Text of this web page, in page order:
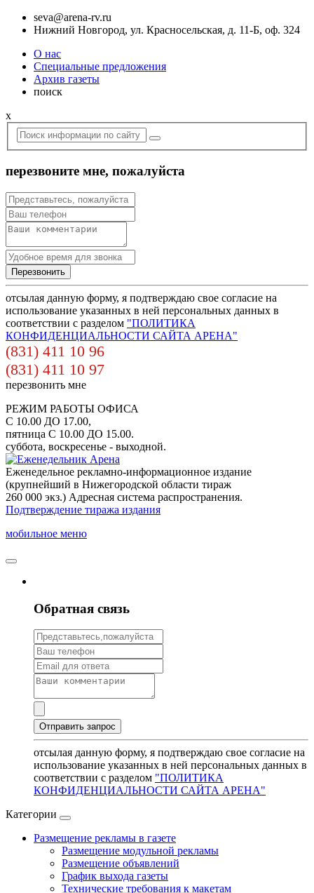
seva@arena-rv.ru
Нижний Новгород, ул. Красносельская, д. 11-Б, оф. 324
О нас
Специальные предложения
Архив газеты
поиск
x
перезвоните мне, пожалуйста
отсылая данную форму, я подтверждаю свое согласие на
использование указанных в ней персональных данных в
соответствии с разделом "ПОЛИТИКА
КОНФИДЕНЦИАЛЬНОСТИ САЙТА АРЕНА"
(831) 411 10 96
(831) 411 10 97
перезвонить мне
РЕЖИМ РАБОТЫ ОФИСА
С 10.00 ДО 17.00,
пятница С 10.00 ДО 15.00.
суббота, воскресенье - выходной.
Еженедельное рекламно-информационное издание
(крупнейший в Нижегородской области тираж
260 000 экз.) Адресная система распространения.
Подтверждение тиража издания
мобильное меню
Обратная связь
отсылая данную форму, я подтверждаю свое согласие на
использование указанных в ней персональных данных в
соответствии с разделом "ПОЛИТИКА
КОНФИДЕНЦИАЛЬНОСТИ САЙТА АРЕНА"
Категории
Размещение рекламы в газете
Размещение модульной рекламы
Размещение объявлений
График выхода газеты
Технические требования к макетам